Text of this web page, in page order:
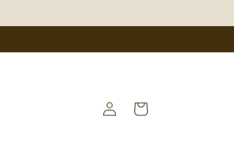
Log
ind
Indkøbskurv